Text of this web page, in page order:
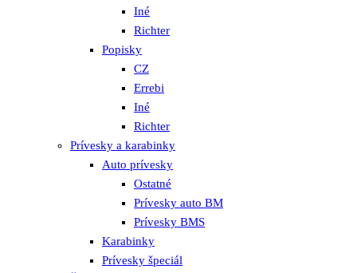
Iné
Richter
Popisky
CZ
Errebi
Iné
Richter
Prívesky a karabinky
Auto prívesky
Ostatné
Prívesky auto BM
Prívesky BMS
Karabinky
Prívesky špeciál